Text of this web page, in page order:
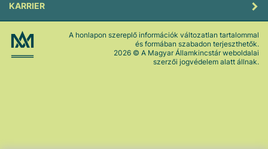
KARRIER
A honlapon szereplő információk változatlan tartalommal
és formában szabadon terjeszthetők.
2026 © A Magyar Államkincstár weboldalai
szerzői jogvédelem alatt állnak.